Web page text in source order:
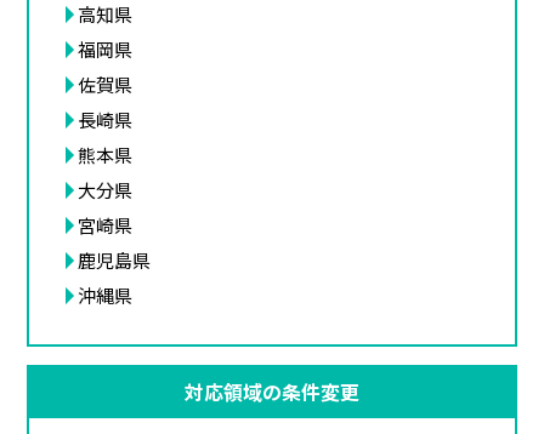
高知県
福岡県
佐賀県
長崎県
熊本県
大分県
宮崎県
鹿児島県
沖縄県
対応領域の条件変更